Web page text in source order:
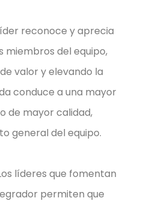
reconoce y aprecia
miembros del equipo,
valor y elevando la
conduce a una mayor
de mayor calidad,
general del equipo.
líderes que fomentan
permiten que